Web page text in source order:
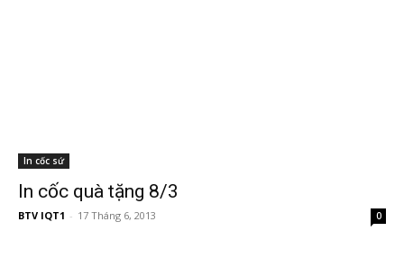
In cốc sứ
In cốc quà tặng 8/3
BTV IQT1 - 17 Tháng 6, 2013 0